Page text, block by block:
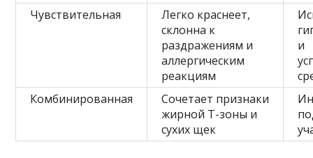
Чувствительная
Легко краснеет,
склонна к
раздражениям и
аллергическим
реакциям
и
Комбинированная
Сочетает признаки
жирной Т-зоны и
сухих щек